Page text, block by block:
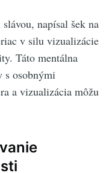
napísal šek na
v silu vizualizácie
Táto mentálna
s osobnými
a vizualizácia môžu